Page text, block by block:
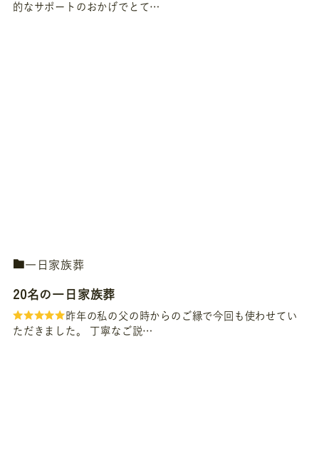
的なサポートのおかげでとて…
一日家族葬
20名の一日家族葬
昨年の私の父の時からのご縁で今回も使わせてい
ただきました。 丁寧なご説…